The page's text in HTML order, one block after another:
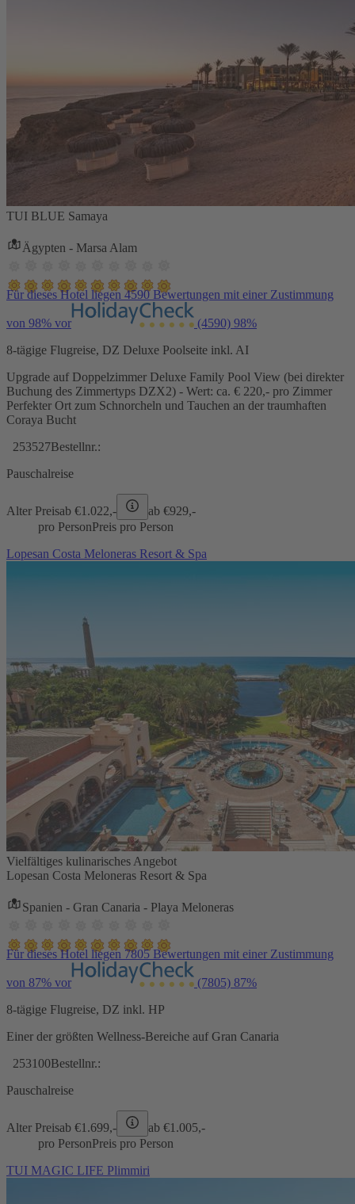
TUI BLUE Samaya
Ägypten - Marsa Alam
Für dieses Hotel liegen 4590 Bewertungen mit einer Zustimmung
von 98% vor (4590) 98%
8-tägige Flugreise, DZ Deluxe Poolseite inkl. AI
Upgrade auf Doppelzimmer Deluxe Family Pool View (bei direkter
Buchung des Zimmertyps DZX2) - Wert: ca. € 220,- pro Zimmer
Perfekter Ort zum Schnorcheln und Tauchen an der traumhaften
Coraya Bucht
253527Bestellnr.:
Pauschalreise
Alter Preisab €1.022,- ab €929,-
pro PersonPreis pro Person
Lopesan Costa Meloneras Resort & Spa
Vielfältiges kulinarisches Angebot
Lopesan Costa Meloneras Resort & Spa
Spanien - Gran Canaria - Playa Meloneras
Für dieses Hotel liegen 7805 Bewertungen mit einer Zustimmung
von 87% vor (7805) 87%
8-tägige Flugreise, DZ inkl. HP
Einer der größten Wellness-Bereiche auf Gran Canaria
253100Bestellnr.:
Pauschalreise
Alter Preisab €1.699,- ab €1.005,-
pro PersonPreis pro Person
TUI MAGIC LIFE Plimmiri